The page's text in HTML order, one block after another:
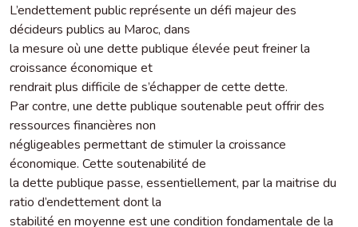
L’endettement public représente un défi majeur des
décideurs publics au Maroc, dans
la mesure où une dette publique élevée peut freiner la
croissance économique et
rendrait plus difficile de s’échapper de cette dette.
Par contre, une dette publique soutenable peut offrir des
ressources financières non
négligeables permettant de stimuler la croissance
économique. Cette soutenabilité de
la dette publique passe, essentiellement, par la maitrise du
ratio d’endettement dont la
stabilité en moyenne est une condition fondamentale de la